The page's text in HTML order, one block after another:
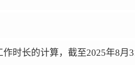
作时长的计算，截至2025年8月